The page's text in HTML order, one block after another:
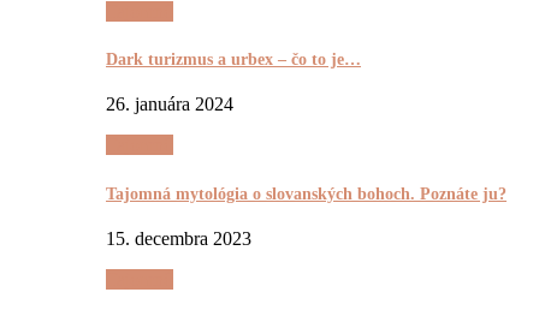
Dark turizmus a urbex – čo to je…
26. januára 2024
Tajomná mytológia o slovanských bohoch. Poznáte ju?
15. decembra 2023